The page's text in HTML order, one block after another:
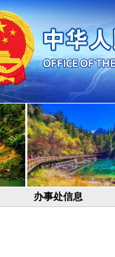
办事处信息